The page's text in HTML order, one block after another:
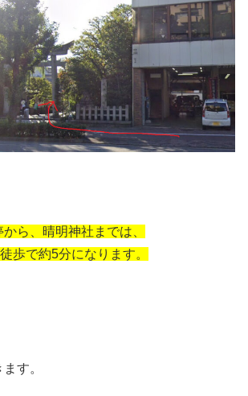
ら、晴明神社までは、
歩で約5分になります。
す。